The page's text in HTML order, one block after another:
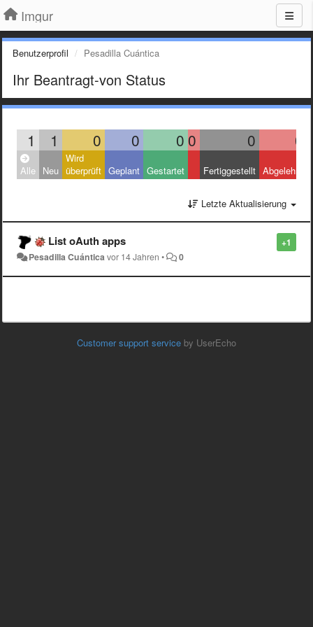
Imgur
Benutzerprofil Pesadilla Cuántica
Ihr Beantragt-von Status
1 1 0 0 0 0 0 0
Alle Neu
Wird
überprüft Geplant Gestartet Fertiggestellt Abgelehnt
Letzte Aktualisierung
+1
List oAuth apps
Pesadilla Cuánticavor 14 Jahren • 0
Customer support service by UserEcho